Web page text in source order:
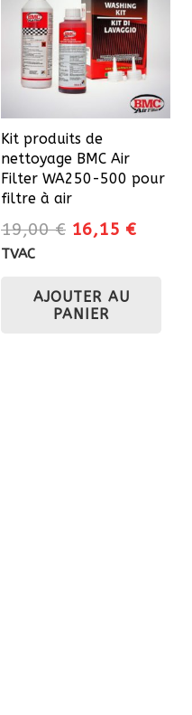
sur
Kit produits de
nettoyage BMC Air
Filter WA250-500 pour
filtre à air
19,00€ Le
était :
19,00 €.
16,15 €Le
TVAC
AJOUTER AU
PANIER